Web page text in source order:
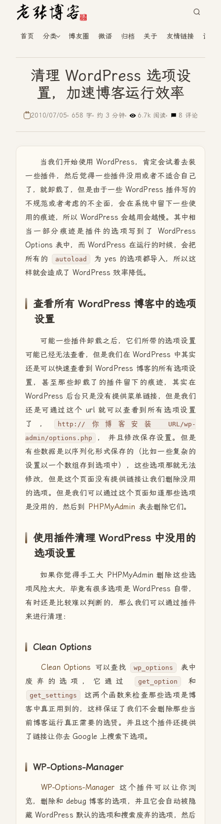
首页 分类 博友圈 微语 归档 关于 友情链接 读者
清理 WordPress 选项设
置，加速博客运行效率
2010/07/05 658 字 约 3 分钟 6.7k 阅读 8 评论
当我们开始使用 WordPress，肯定会试着去装
一些插件，然后觉得一些插件没用或者不适合自己
了，就卸载了，但是由于一些 WordPress 插件写的
不规范或者考虑的不全面，会在系统中留下一些使
用的痕迹，所以 WordPress 会越用会越慢。其中相
当一部分痕迹是插件的选项写到了 WordPress
Options 表中，而 WordPress 在运行的时候，会把
所有的
autoload
为 yes 的选项都导入，所以这
样就会造成了 WordPress 效率降低。
查看所有 WordPress 博客中的选项
设置
可能一些插件卸载之后，它们所带的选项设置
可能已经无法查看，但是我们在 WordPress 中其实
还是可以快速查看到 WordPress 博客的所有选项设
置，甚至那些卸载了的插件留下的痕迹，其实在
WordPress 后台只是没有提供菜单链接，但是我们
还是可通过这个 url 就可以查看到所有选项设置
了，
http://你博客安装 URL/wp-
admin/options.php
， 并且修改保存设置。但是
有些数据是以序列化形式保存的（比如一些复杂的
设置以一个数组存到选项中），这些选项那就无法
修改，但是这个页面没有提供链接让我们删除没用
的选项。但是我们可以通过这个页面知道那些选项
是没用的，然后到
PHPMyAdmin 表去删除它们。
使用插件清理 WordPress 中没用的
选项设置
如果你觉得手工大 PHPMyAdmin 删除这些选
项风险太大，毕竟有很多选项是 WordPress 自带，
有时还是比较难以判断的，那么我们可以通过插件
来进行清理：
Clean Options
Clean Options 可以查找 wp_options
表中
废弃的选项，它通过
get_option 和
get_settings
这两个函数来检查那些选项是博
客中真正用到的，这样保证了我们不会删除那些当
前博客运行真正需要的选贤。并且这个插件还提供
了链接让你去 Google 上搜索下选项。
WP-Options-Manager
WP-Options-Manager 这个插件可以让你浏
览，删除和 debug 博客的选项，并且它会自动被隐
藏 WordPress 默认的选项和搜索废弃的选项，然后